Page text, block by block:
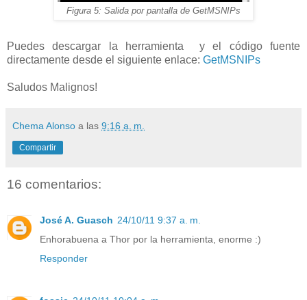
Figura 5: Salida por pantalla de GetMSNIPs
Puedes descargar la herramienta y el código fuente
directamente desde el siguiente enlace: GetMSNIPs
Saludos Malignos!
Chema Alonso a las 9:16 a. m.
Compartir
16 comentarios:
José A. Guasch 24/10/11 9:37 a. m.
Enhorabuena a Thor por la herramienta, enorme :)
Responder